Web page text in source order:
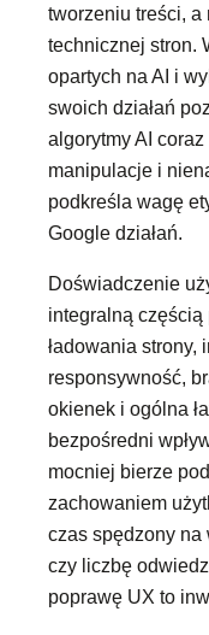
tworzeniu treści,
technicznej stron.
opartych na AI i
swoich działań
algorytmy AI
manipulacje i
podkreśla wagę
Google działań.
Doświadczenie
integralną
ładowania strony,
responsywność,
okienek i ogólna
bezpośredni
mocniej bierze
zachowaniem
czas spędzony na
czy liczbę
poprawę UX to